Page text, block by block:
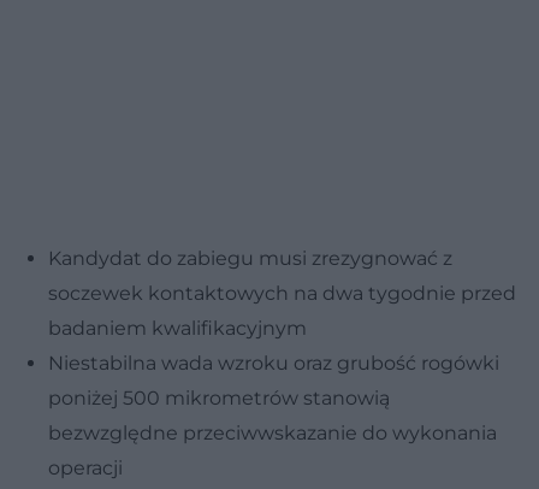
Kandydat do zabiegu musi zrezygnować z
soczewek kontaktowych na dwa tygodnie przed
badaniem kwalifikacyjnym
Niestabilna wada wzroku oraz grubość rogówki
poniżej 500 mikrometrów stanowią
bezwzględne przeciwwskazanie do wykonania
operacji